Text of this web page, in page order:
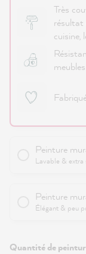
Très
résultat
cuisine,
Peinture
Lavable & extra
Peinture
Élégant & peu
Quantité de